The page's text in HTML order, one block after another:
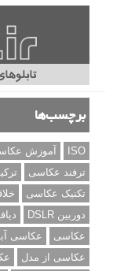
برچسب‌ها
ISO آموزش
ترفند عکاسی
تکنیک عکاسی
دوربین DSLR
عکاسی
عکاسی
عکاسی از مدل